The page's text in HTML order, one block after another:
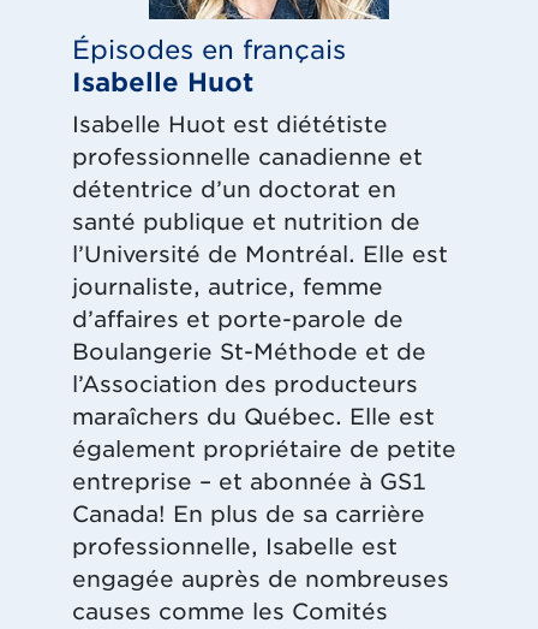
Épisodes en français
Isabelle Huot
Isabelle Huot est diététiste
professionnelle canadienne et
détentrice d’un doctorat en
santé publique et nutrition de
l’Université de Montréal. Elle est
journaliste, autrice, femme
d’affaires et porte-parole de
Boulangerie St-Méthode et de
l’Association des producteurs
maraîchers du Québec. Elle est
également propriétaire de petite
entreprise – et abonnée à GS1
Canada! En plus de sa carrière
professionnelle, Isabelle est
engagée auprès de nombreuses
causes comme les Comités